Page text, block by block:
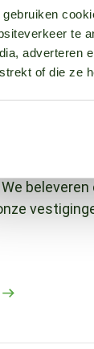
gebruiken
te
adverteren
of die ze